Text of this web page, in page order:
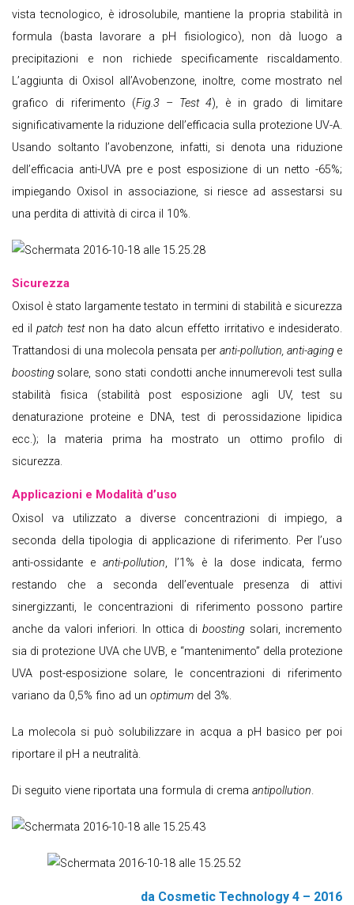
vista tecnologico, è idrosolubile, mantiene la propria stabilità in
formula (basta lavorare a pH fisiologico), non dà luogo a
precipitazioni e non richiede specificamente riscaldamento.
L’aggiunta di Oxisol all’Avobenzone, inoltre, come mostrato nel
grafico di riferimento (Fig.3 – Test 4), è in grado di limitare
significativamente la riduzione dell’efficacia sulla protezione UV-A.
Usando soltanto l’avobenzone, infatti, si denota una riduzione
dell’efficacia anti-UVA pre e post esposizione di un netto -65%;
impiegando Oxisol in associazione, si riesce ad assestarsi su
una perdita di attività di circa il 10%.
Sicurezza
Oxisol è stato largamente testato in termini di stabilità e sicurezza
ed ilpatch testnon ha dato alcun effetto irritativo e indesiderato.
Trattandosi di una molecola pensata per anti-pollution, anti-aging e
boosting solare, sono stati condotti anche innumerevoli test sulla
stabilità fisica (stabilità post esposizione agli UV, test su
denaturazione proteine e DNA, test di perossidazione lipidica
ecc.); la materia prima ha mostrato un ottimo profilo di
sicurezza.
Applicazioni e Modalità d’uso
Oxisol va utilizzato a diverse concentrazioni di impiego, a
seconda della tipologia di applicazione di riferimento. Per l’uso
anti-ossidante e anti-pollution, l’1% è la dose indicata, fermo
restando che a seconda dell’eventuale presenza di attivi
sinergizzanti, le concentrazioni di riferimento possono partire
anche da valori inferiori. In ottica di boosting solari, incremento
sia di protezione UVA che UVB, e “mantenimento” della protezione
UVA post-esposizione solare, le concentrazioni di riferimento
variano da 0,5% fino ad un optimum del 3%.
La molecola si può solubilizzare in acqua a pH basico per poi
riportare il pH a neutralità.
Di seguito viene riportata una formula di crema antipollution.
da Cosmetic Technology 4 – 2016